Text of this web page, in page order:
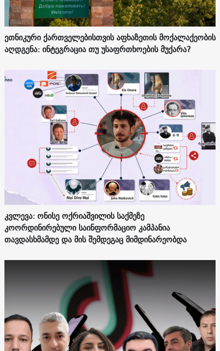
ეთნიკური ქართველებისთვის აფხაზეთის მოქალაქეობის
აღდგენა: ინტეგრაცია თუ უსაფრთხოების მუქარა?
კვლევა: ონისე ოქრიაშვილის საქმეზე
კოორდინირებული საინფორმაციო კამპანია
თავდასხმამდე და მის შემდეგაც მიმდინარეობდა